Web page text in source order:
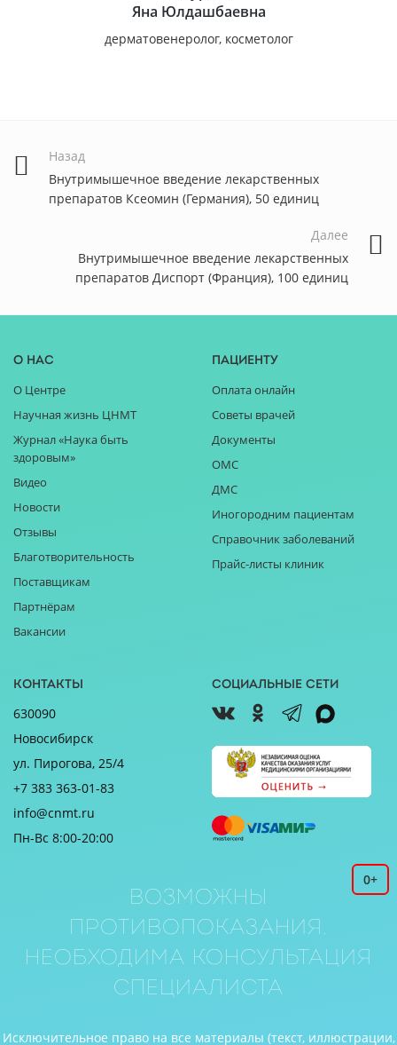
Яна Юлдашбаевна
дерматовенеролог, косметолог
Назад
Внутримышечное введение лекарственных
препаратов Ксеомин (Германия), 50 единиц
Далее
Внутримышечное введение лекарственных
препаратов Диспорт (Франция), 100 единиц
О нас
О Центре
Научная жизнь ЦНМТ
Журнал «Наука быть
здоровым»
Видео
Новости
Отзывы
Благотворительность
Поставщикам
Партнёрам
Вакансии
Пациенту
Оплата онлайн
Советы врачей
Документы
ОМС
ДМС
Иногородним пациентам
Справочник заболеваний
Прайс-листы клиник
Контакты
630090
Новосибирск
ул. Пирогова, 25/4
+7 383 363-01-83
info@cnmt.ru
Пн-Вс 8:00-20:00
Социальные сети
0+
Возможны
противопоказания.
Необходима консультация
специалиста
Исключительное право на все материалы (текст, иллюстрации,